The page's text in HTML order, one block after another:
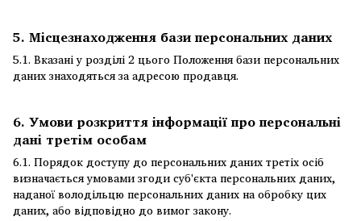
5. Місцезнаходження бази персональних даних
5.1. Вказані у розділі 2 цього Положення бази персональних
даних знаходяться за адресою продавця.
6. Умови розкриття інформації про персональні
дані третім особам
6.1. Порядок доступу до персональних даних третіх осіб
визначається умовами згоди суб'єкта персональних даних,
наданої володільцю персональних даних на обробку цих
даних, або відповідно до вимог закону.